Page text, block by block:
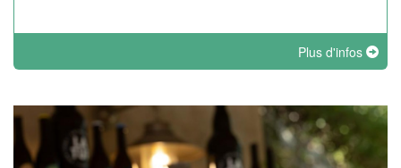
Plus d'infos